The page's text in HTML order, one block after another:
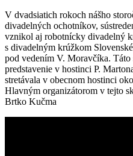
V dvadsiatich rokoch nášho
divadelných ochotníkov,
vznikol aj robotnícky divadelný
s divadelným krúžkom
pod vedením V. Moravčíka.
predstavenie v hostinci P.
stretávala v obecnom hostinci
Hlavným organizátorom v tejto
Brtko Kučma